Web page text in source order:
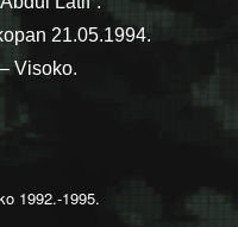
21.05.1994.
Visoko.
1992.-1995.